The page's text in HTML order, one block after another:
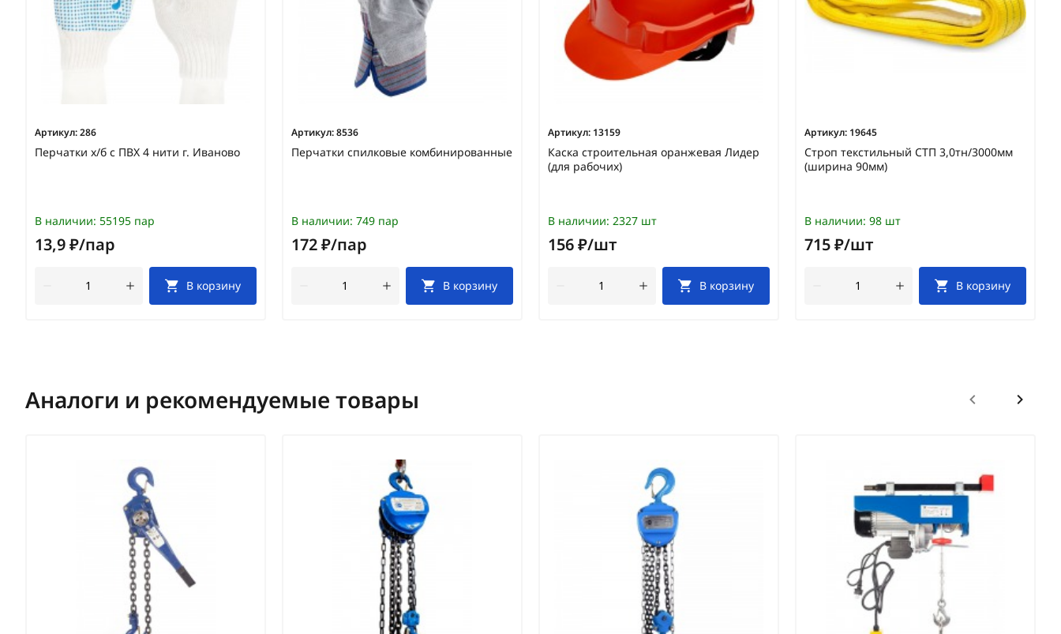
Артикул:286
Перчатки х/б с ПВХ 4 нити г. Иваново
В наличии: 55195 пар
13,9 ₽/пар
В корзину
Артикул:8536
Перчатки спилковые комбинированные
В наличии: 749 пар
172 ₽/пар
В корзину
Артикул: 13159
Каска строительная оранжевая Лидер
(для рабочих)
В наличии: 2327 шт
156 ₽/шт
В корзину
Артикул: 19645
Строп текстильный СТП 3,0тн/3000мм
(ширина 90мм)
В наличии: 98 шт
715 ₽/шт
В корзину
Аналоги и рекомендуемые товары